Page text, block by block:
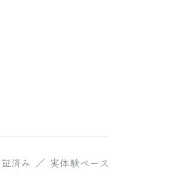
済み ／ 実体験ベース